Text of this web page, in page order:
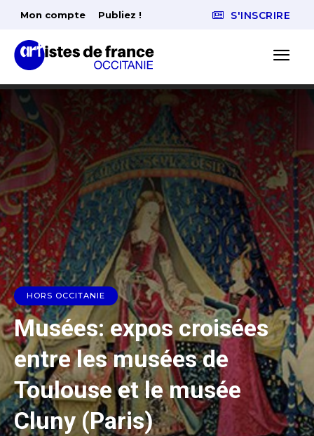
Mon compte Publiez ! S'INSCRIRE
HORS OCCITANIE
Musées: expos croisées
entre les musées de
Toulouse et le musée
Cluny (Paris)